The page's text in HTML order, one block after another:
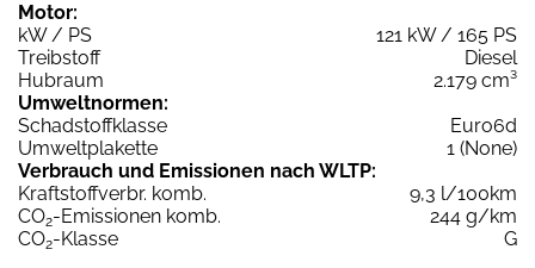
Motor:
kW / PS
121 kW / 165 PS
Treibstoff
Diesel
Hubraum
2.179 cm³
Umweltnormen:
Schadstoffklasse
Euro6d
Umweltplakette
1 (None)
Verbrauch und Emissionen nach WLTP:
Kraftstoffverbr. komb.
9,3 l/100km
CO2-Emissionen komb.
244 g/km
CO2-Klasse
G